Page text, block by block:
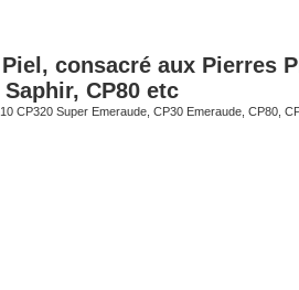
consacré aux Pierres
CP80 etc
CP320 Super Emeraude, CP30 Emeraude, CP80,